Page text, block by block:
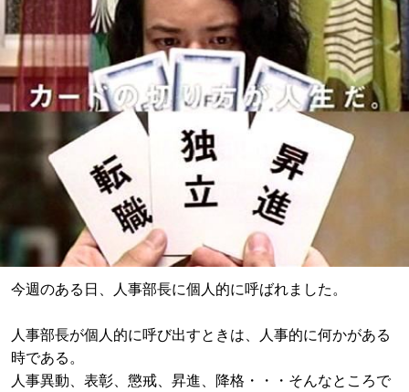
今週のある日、人事部長に個人的に呼ばれました。
人事部長が個人的に呼び出すときは、人事的に何かがある
時である。
人事異動、表彰、懲戒、昇進、降格・・・そんなところで